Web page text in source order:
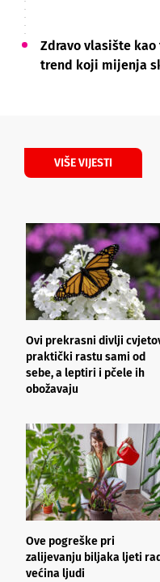
Zdravo vlasište
trend koji mijenja
VIŠE VIJESTI
Ovi prekrasni divlji
praktički rastu sami od
sebe, a leptiri i pčele ih
obožavaju
Ove pogreške pri
zalijevanju biljaka ljeti
većina ljudi